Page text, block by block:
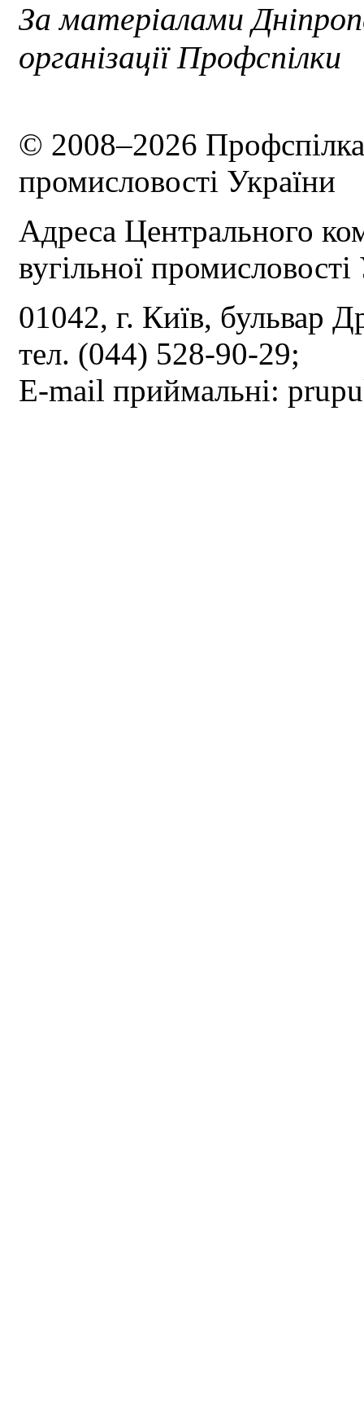
За матеріалами
організації Профспілки
© 2008–2026 Профспілка
промисловості України
Адреса Центрального
вугільної
01042, г. Київ, бульвар
тел. (044) 528-90-29;
E-mail приймальні: